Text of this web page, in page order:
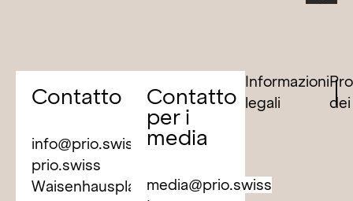
Contatto
info@prio.swiss
prio.swiss
Waisenhausplatz
Contatto
per i
media
media@prio.swiss
Informazioni
legali